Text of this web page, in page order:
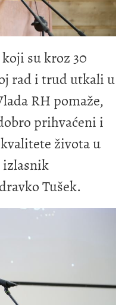
su kroz 30
rad i trud utkali u
RH pomaže,
prihvaćeni i
života u
izlasnik
Tušek.